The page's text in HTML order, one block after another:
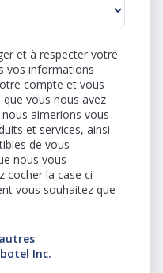
et à respecter votre
vos informations
compte et vous
vous nous avez
aimerions vous
et services, ainsi
de vous
nous vous
cocher la case ci-
vous souhaitez que
Inc.